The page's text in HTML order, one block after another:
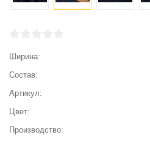
Ширина
Состав
Артикул
Цвет
Производство